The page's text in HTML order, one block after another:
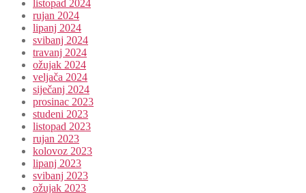
listopad 2024
rujan 2024
lipanj 2024
svibanj 2024
travanj 2024
ožujak 2024
veljača 2024
siječanj 2024
prosinac 2023
studeni 2023
listopad 2023
rujan 2023
kolovoz 2023
lipanj 2023
svibanj 2023
ožujak 2023